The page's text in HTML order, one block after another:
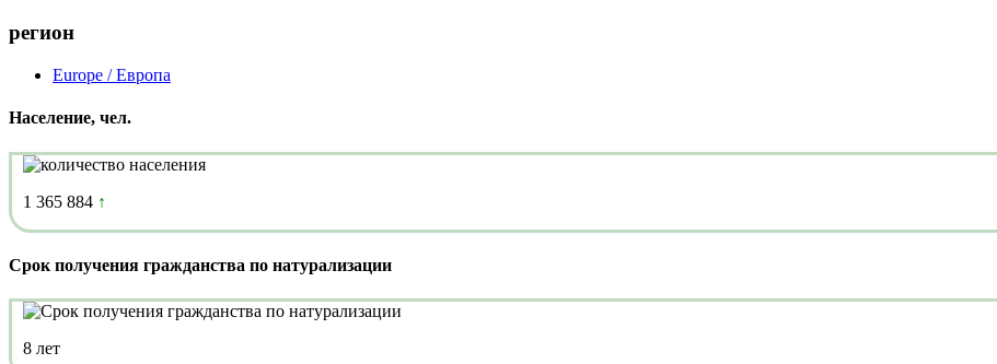
регион
Europe / Европа
Население, чел.
1 365 884 ↑
Срок получения гражданства по натурализации
8 лет